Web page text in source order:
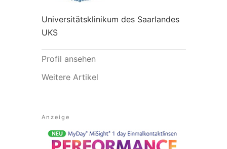
Universitätsklinikum des Saarlandes
UKS
Profil ansehen
Weitere Artikel